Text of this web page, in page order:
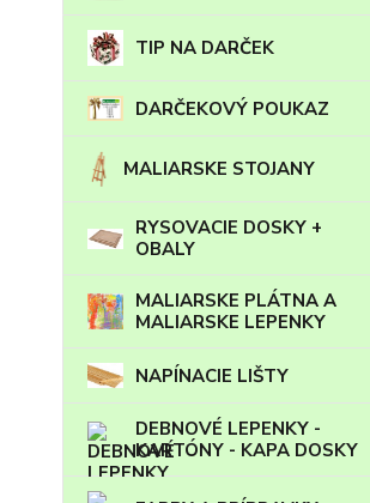
TIP NA DARČEK
DARČEKOVÝ POUKAZ
MALIARSKE STOJANY
RYSOVACIE DOSKY +
OBALY
MALIARSKE PLÁTNA A
MALIARSKE LEPENKY
NAPÍNACIE LIŠTY
DEBNOVÉ LEPENKY -
KARTÓNY - KAPA DOSKY